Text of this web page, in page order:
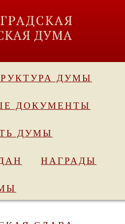
ДУМЫ
ДОКУМЕНТЫ
ДУМЫ
НАГРАДЫ